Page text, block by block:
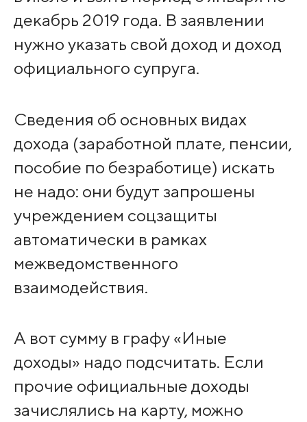
декабрь 2019 года. В заявлении
нужно указать свой доход и доход
официального супруга.
Сведения об основных видах
дохода (заработной плате, пенсии,
пособие по безработице) искать
не надо: они будут запрошены
учреждением соцзащиты
автоматически в рамках
межведомственного
взаимодействия.
А вот сумму в графу «Иные
доходы» надо подсчитать. Если
прочие официальные доходы
зачислялись на карту, можно